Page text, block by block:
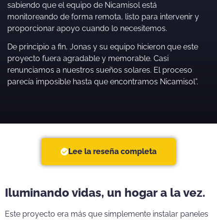
sabiendo que el equipo de Nicamisol está
monitoreando de forma remota, listo para intervenir y
proporcionar apoyo cuando lo necesitemos.
De principio a fin, Jonas y su equipo hicieron que este
proyecto fuera agradable y memorable. Casi
renunciamos a nuestros sueños solares. El proceso
parecía imposible hasta que encontramos Nicamisol”.
Lee la reseña completa
Iluminando vidas, un hogar a la vez.
Este proyecto era más que simplemente instalar paneles